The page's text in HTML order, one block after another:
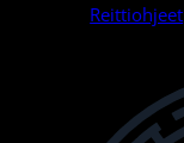
Reittiohjeet